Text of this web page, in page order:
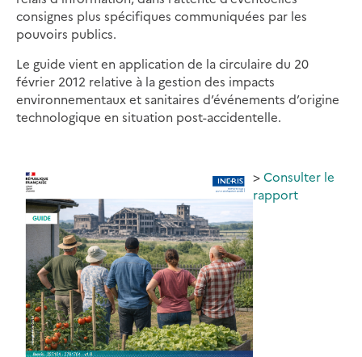
consignes plus spécifiques communiquées par les
pouvoirs publics.
Le guide vient en application de la circulaire du 20
février 2012 relative à la gestion des impacts
environnementaux et sanitaires d’événements d’origine
technologique en situation post-accidentelle.
>Consulter le
rapport